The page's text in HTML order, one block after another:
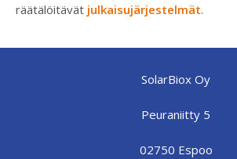
räätälöitävät julkaisujärjestelmät.
SolarBiox Oy
Peuraniitty 5
02750 Espoo